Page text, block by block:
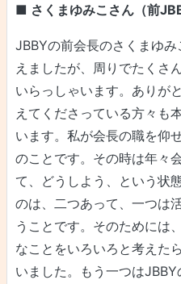
■ さくまゆみこさん（前
JBBYの前会長のさくまゆ
えましたが、周りでたくさ
いらっしゃいます。ありが
えてくださっている方々も
います。私が会長の職を仰
のことです。その時は年々
て、どうしよう、という状
のは、二つあって、一つは
うことです。そのためには
なことをいろいろと考えた
いました。もう一つは